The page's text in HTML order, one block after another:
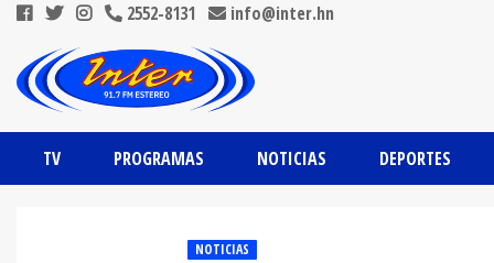
2552-8131 info@inter.hn
TV PROGRAMAS NOTICIAS DEPORTES
NOTICIAS